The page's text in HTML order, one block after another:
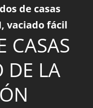
de casas
vaciado fácil
CASAS
DE LA